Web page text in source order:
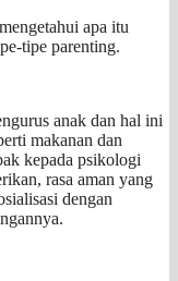
apa itu
tipe parenting.
anak dan hal ini
makanan dan
kepada psikologi
rasa aman yang
dengan